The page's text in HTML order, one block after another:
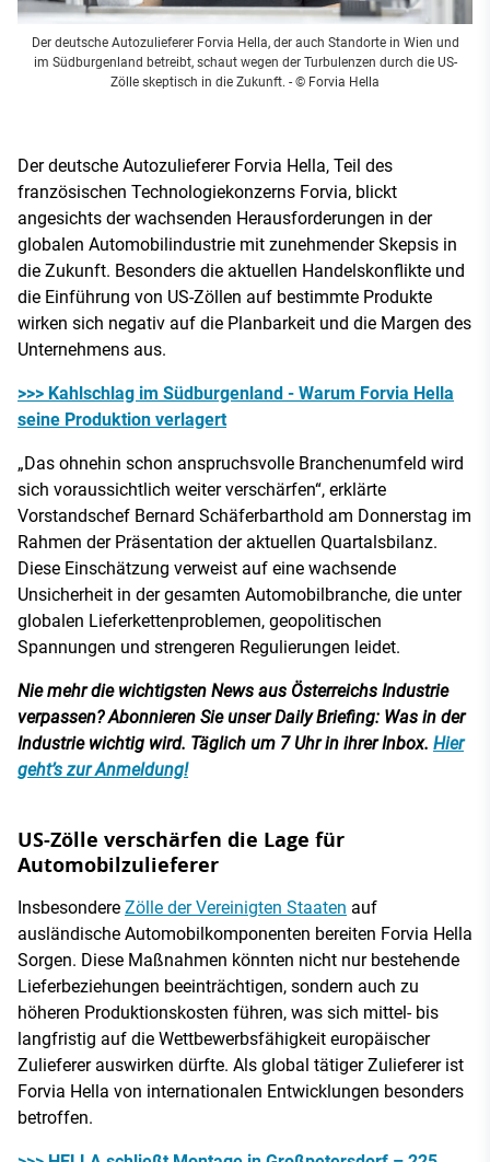
Der deutsche Autozulieferer Forvia Hella, der auch Standorte in Wien und
im Südburgenland betreibt, schaut wegen der Turbulenzen durch die US-
Zölle skeptisch in die Zukunft. - © Forvia Hella
Der deutsche Autozulieferer Forvia Hella, Teil des
französischen Technologiekonzerns Forvia, blickt
angesichts der wachsenden Herausforderungen in der
globalen Automobilindustrie mit zunehmender Skepsis in
die Zukunft. Besonders die aktuellen Handelskonflikte und
die Einführung von US-Zöllen auf bestimmte Produkte
wirken sich negativ auf die Planbarkeit und die Margen des
Unternehmens aus.
>>> Kahlschlag im Südburgenland - Warum Forvia Hella
seine Produktion verlagert
„Das ohnehin schon anspruchsvolle Branchenumfeld wird
sich voraussichtlich weiter verschärfen“, erklärte
Vorstandschef Bernard Schäferbarthold am Donnerstag im
Rahmen der Präsentation der aktuellen Quartalsbilanz.
Diese Einschätzung verweist auf eine wachsende
Unsicherheit in der gesamten Automobilbranche, die unter
globalen Lieferkettenproblemen, geopolitischen
Spannungen und strengeren Regulierungen leidet.
Nie mehr die wichtigsten News aus Österreichs Industrie
verpassen? Abonnieren Sie unser Daily Briefing: Was in der
Industrie wichtig wird. Täglich um 7 Uhr in ihrer Inbox. Hier
geht’s zur Anmeldung!
US-Zölle verschärfen die Lage für
Automobilzulieferer
Insbesondere Zölle der Vereinigten Staaten auf
ausländische Automobilkomponenten bereiten Forvia Hella
Sorgen. Diese Maßnahmen könnten nicht nur bestehende
Lieferbeziehungen beeinträchtigen, sondern auch zu
höheren Produktionskosten führen, was sich mittel- bis
langfristig auf die Wettbewerbsfähigkeit europäischer
Zulieferer auswirken dürfte. Als global tätiger Zulieferer ist
Forvia Hella von internationalen Entwicklungen besonders
betroffen.